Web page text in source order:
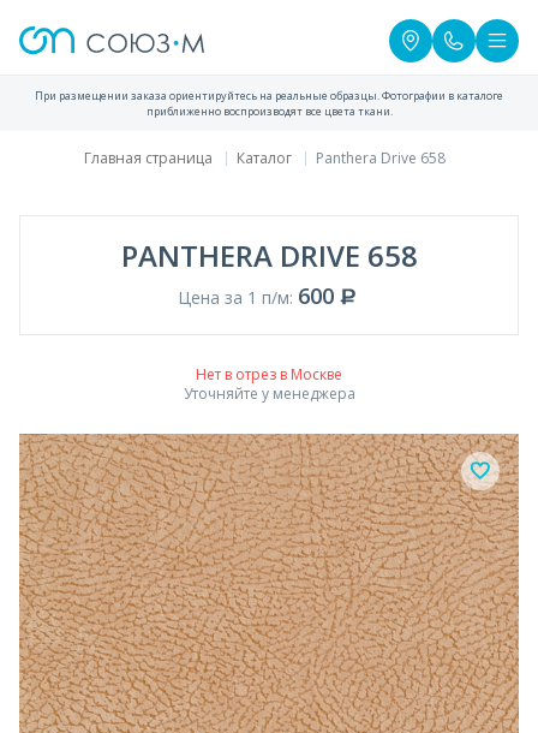
При размещении заказа ориентируйтесь на реальные образцы. Фотографии в каталоге
приближенно воспроизводят все цвета ткани.
Главная страница Каталог Panthera Drive 658
PANTHERA DRIVE 658
Цена за 1 п/м: 600
Нет в отрез в Москве
Уточняйте у менеджера